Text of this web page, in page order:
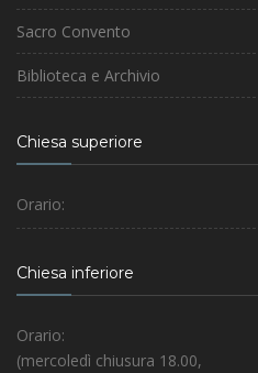
Sacro Convento
Biblioteca e Archivio
Chiesa superiore
Orario:
Chiesa inferiore
Orario:
(mercoledì chiusura 18.00,